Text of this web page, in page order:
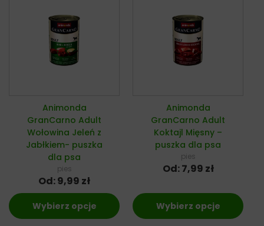
Animonda
GranCarno Adult
Wołowina Jeleń z
Jabłkiem- puszka
dla psa
pies
Od:9,99 zł
Wybierz opcje
Animonda
GranCarno Adult
Koktajl Mięsny –
puszka dla psa
pies
Od:7,99 zł
Wybierz opcje